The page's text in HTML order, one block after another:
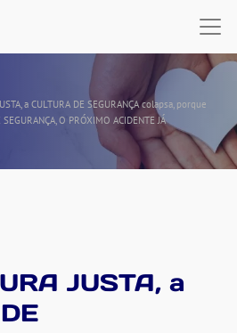
a CULTURA DE SEGURANÇA colapsa, porque
O PRÓXIMO ACIDENTE JÁ
JUSTA, a